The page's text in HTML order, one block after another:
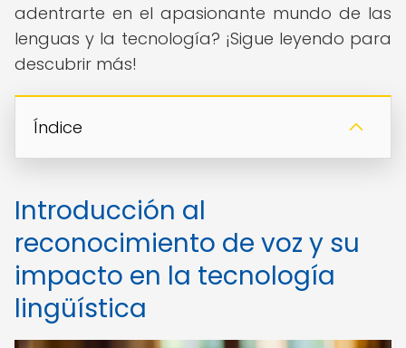
adentrarte en el apasionante mundo de las
lenguas y la tecnología? ¡Sigue leyendo para
descubrir más!
Índice
Introducción al
reconocimiento de voz y su
impacto en la tecnología
lingüística